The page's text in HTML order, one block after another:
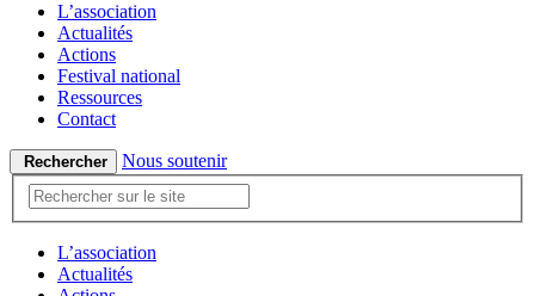
L’association
Actualités
Actions
Festival national
Ressources
Contact
Rechercher Nous soutenir
L’association
Actualités